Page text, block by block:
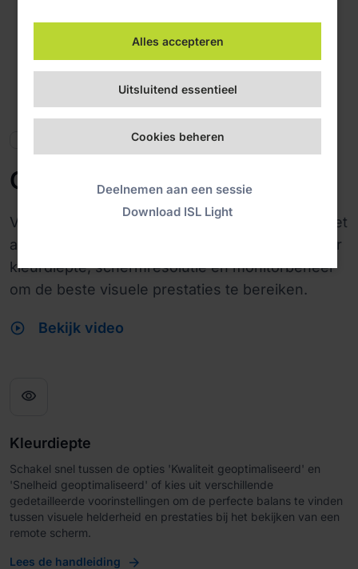
Optimaliseer uw weergave
Verbeter uw remote ondersteuningservaring met
aanpasbare weergave-instellingen. Optimaliseer
kleurdiepte, schermresolutie en monitorbeheer
om de beste visuele prestaties te bereiken.
play_circle Bekijk video
visibility
Kleurdiepte
Schakel snel tussen de opties 'Kwaliteit geoptimaliseerd' en
'Snelheid geoptimaliseerd' of kies uit verschillende
gedetailleerde voorinstellingen om de perfecte balans te vinden
tussen visuele helderheid en prestaties bij het bekijken van een
remote scherm.
Lees de handleiding
Alles accepteren
Uitsluitend essentieel
Cookies beheren
Deelnemen aan een sessie
Download ISL Light